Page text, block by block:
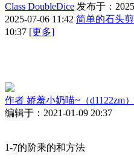
Class DoubleDice 发布于：
2025-07-06 11:42 简单的石头
10:37 [更多]
作者 娇羞小奶喵~（d1122zm）
编辑于：2021-01-09 20:37
1-7的阶乘的和方法